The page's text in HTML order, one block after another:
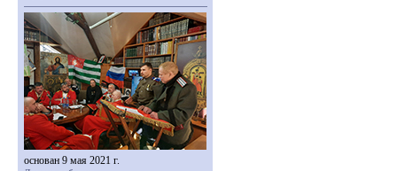
основан 9 мая 2021 г.